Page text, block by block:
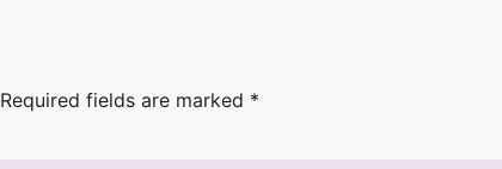
Required fields are marked *